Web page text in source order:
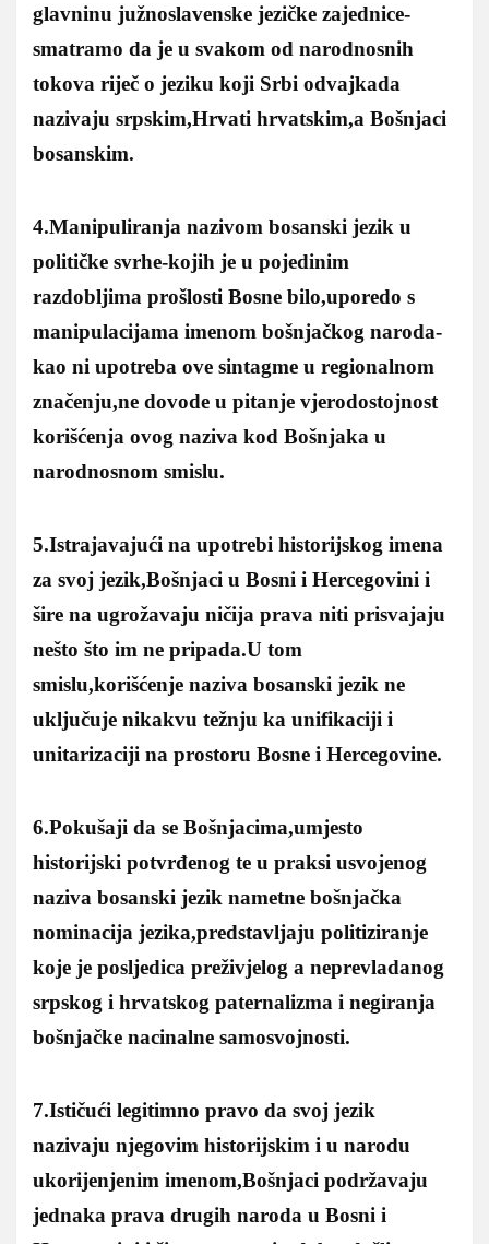
glavninu južnoslavenske jezičke zajednice-
smatramo da je u svakom od narodnosnih
tokova riječ o jeziku koji Srbi odvajkada
nazivaju srpskim,Hrvati hrvatskim,a Bošnjaci
bosanskim.
4.Manipuliranja nazivom bosanski jezik u
političke svrhe-kojih je u pojedinim
razdobljima prošlosti Bosne bilo,uporedo s
manipulacijama imenom bošnjačkog naroda-
kao ni upotreba ove sintagme u regionalnom
značenju,ne dovode u pitanje vjerodostojnost
korišćenja ovog naziva kod Bošnjaka u
narodnosnom smislu.
5.Istrajavajući na upotrebi historijskog imena
za svoj jezik,Bošnjaci u Bosni i Hercegovini i
šire na ugrožavaju ničija prava niti prisvajaju
nešto što im ne pripada.U tom
smislu,korišćenje naziva bosanski jezik ne
uključuje nikakvu težnju ka unifikaciji i
unitarizaciji na prostoru Bosne i Hercegovine.
6.Pokušaji da se Bošnjacima,umjesto
historijski potvrđenog te u praksi usvojenog
naziva bosanski jezik nametne bošnjačka
nominacija jezika,predstavljaju politiziranje
koje je posljedica preživjelog a neprevladanog
srpskog i hrvatskog paternalizma i negiranja
bošnjačke nacinalne samosvojnosti.
7.Ističući legitimno pravo da svoj jezik
nazivaju njegovim historijskim i u narodu
ukorijenjenim imenom,Bošnjaci podržavaju
jednaka prava drugih naroda u Bosni i